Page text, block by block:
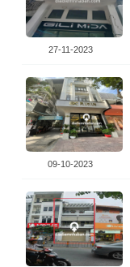
27-11-2023
09-10-2023